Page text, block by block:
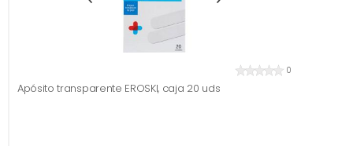
0
Apósito transparente EROSKI, caja 20 uds